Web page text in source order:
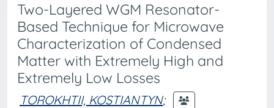
Two-Layered WGM Resonator-
Based Technique for Microwave
Characterization of Condensed
Matter with Extremely High and
Extremely Low Losses
TOROKHTII, KOSTIANTYN;